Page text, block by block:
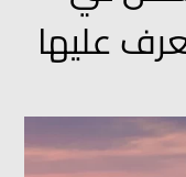
عليها